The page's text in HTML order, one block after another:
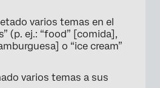
varios temas en el
(p. ej.: “food” [comida],
o “ice cream”
varios temas a sus